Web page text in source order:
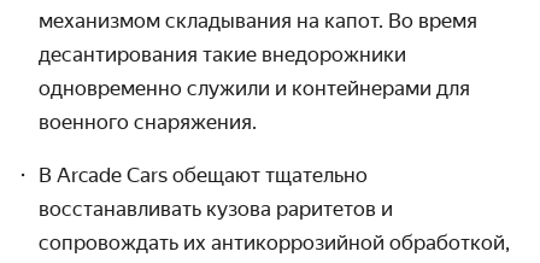
механизмом складывания на капот. Во время
десантирования такие внедорожники
одновременно служили и контейнерами для
военного снаряжения.
В Arcade Cars обещают тщательно
восстанавливать кузова раритетов и
сопровождать их антикоррозийной обработкой,